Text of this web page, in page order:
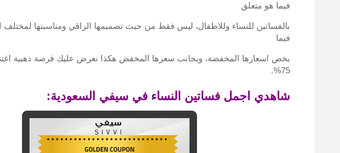
فيما هو متعلق
بالفساتين للنساء وللاطفال، ليس فقط من حيث تصميمها الراقي ومناسبتها لمختلف
فيما
يخص اسعارها المخفضة، وبجانب سعرها المخفض هكذا نعرض عليك فرصة ذهبية
75%.
شاهدي اجمل فساتين النساء في سيفي السعودية: